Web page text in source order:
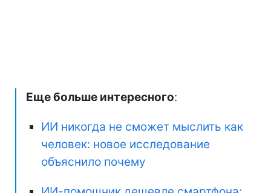
Еще больше интересного:
ИИ никогда не сможет мыслить как
человек: новое исследование
объяснило почему